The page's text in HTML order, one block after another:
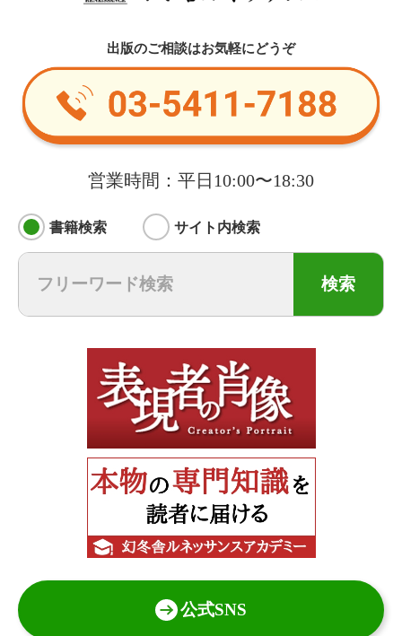
出版のご相談はお気軽にどうぞ
営業時間：平日10:00〜18:30
書籍検索 サイト内検索
検索
公式SNS